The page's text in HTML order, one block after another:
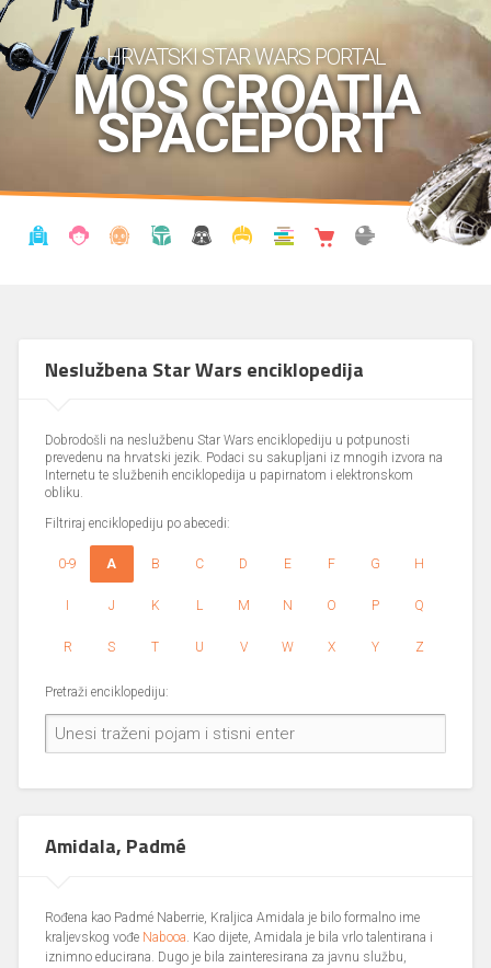
HRVATSKI STAR WARS PORTAL
MOS CROATIA
SPACEPORT
Neslužbena Star Wars enciklopedija
Dobrodošli na neslužbenu Star Wars enciklopediju u potpunosti
prevedenu na hrvatski jezik. Podaci su sakupljani iz mnogih izvora na
Internetu te službenih enciklopedija u papirnatom i elektronskom
obliku.
Filtriraj enciklopediju po abecedi:
0-9 A B C D E F G H
I J K L M N O P Q
R S T U V W X Y Z
Pretraži enciklopediju:
Amidala, Padmé
Rođena kao Padmé Naberrie, Kraljica Amidala je bilo formalno ime
kraljevskog vođe Nabooa. Kao dijete, Amidala je bila vrlo talentirana i
iznimno educirana. Dugo je bila zainteresirana za javnu službu,